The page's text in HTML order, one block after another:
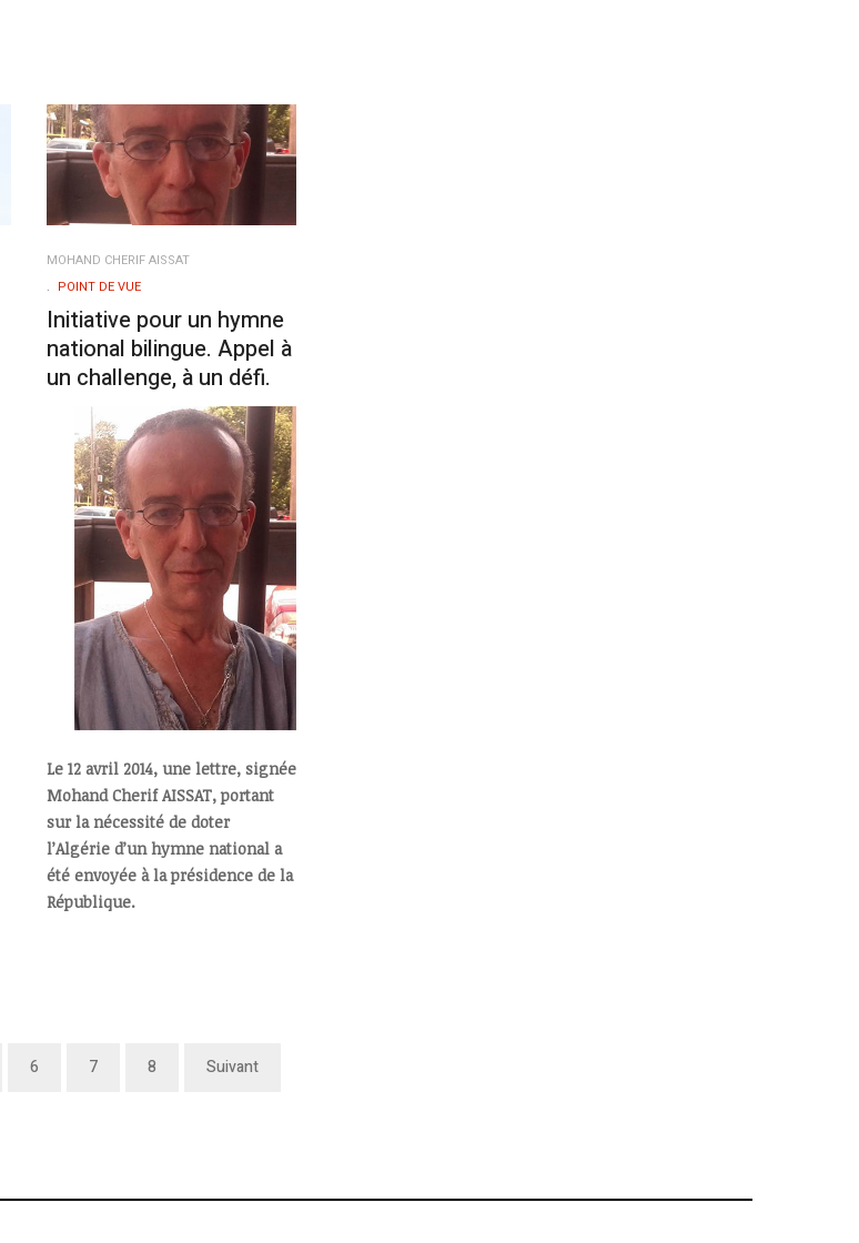
MOHAND CHERIF AISSAT
POINT DE VUE
Initiative pour un hymne
national bilingue. Appel à
un challenge, à un défi.
Le 12 avril 2014, une lettre, signée
Mohand Cherif AISSAT, portant
sur la nécessité de doter
l’Algérie d’un hymne national a
été envoyée à la présidence de la
République.
6 7 8 Suivant